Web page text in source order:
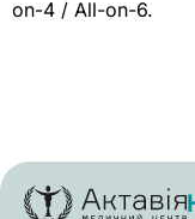
on-4 / All-on-6.